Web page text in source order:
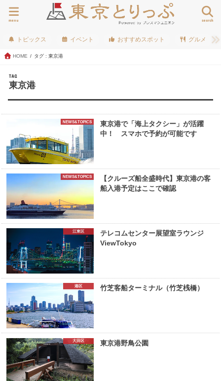
search
menu
トピックス イベント おすすめスポット グルメ
HOME タグ : 東京港
TAG
東京港
NEWS&TOPICS
東京港で「海上タクシー」が活躍
中！ スマホで予約が可能です
NEWS&TOPICS
【クルーズ船全盛時代】東京港の客
船入港予定はここで確認
江東区
テレコムセンター展望室ラウンジ
ViewTokyo
港区 竹芝客船ターミナル（竹芝桟橋）
大田区 東京港野鳥公園